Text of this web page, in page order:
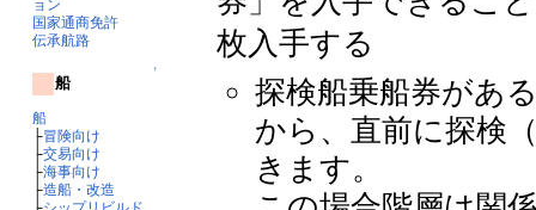
ョン
国家通商免許
伝承航路
↑
船
船
├冒険向け
├交易向け
├海事向け
├造船・改造
枚入手する
探検船乗船券があ
から、直前に探検
きます。